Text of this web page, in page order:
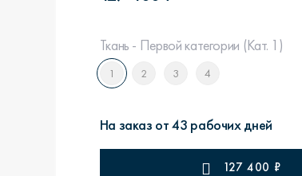
Брутал22 Аптаун
Ткань - Первой категории (Кат. 1)
1 2 3 4
На заказ от 43 рабочих дней
127 400 ₽